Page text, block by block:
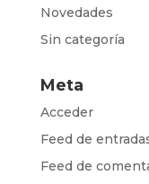
Novedades
Sin categoría
Meta
Acceder
Feed de
Feed de